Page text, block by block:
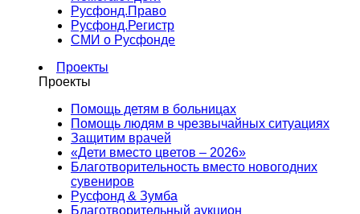
Русфонд.Право
Русфонд.Регистр
СМИ о Русфонде
Проекты
Проекты
Помощь детям в больницах
Помощь людям в чрезвычайных ситуациях
Защитим врачей
«Дети вместо цветов – 2026»
Благотворительность вместо новогодних
сувениров
Русфонд & Зумба
Благотворительный аукцион